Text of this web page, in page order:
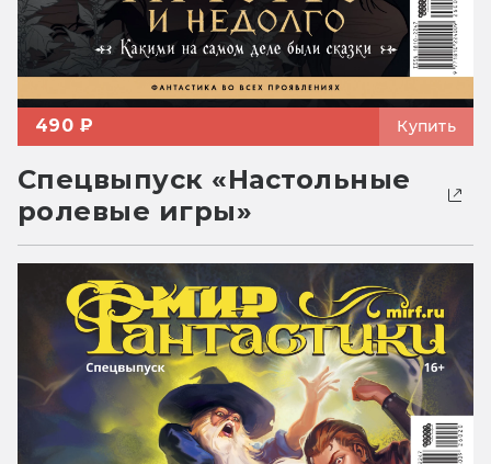
490 ₽ Купить
Спецвыпуск «Настольные
ролевые игры»